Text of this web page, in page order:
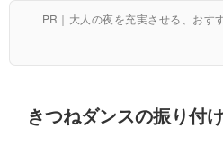
PR｜大人の夜を充実させる、おす
きつねダンスの振り付